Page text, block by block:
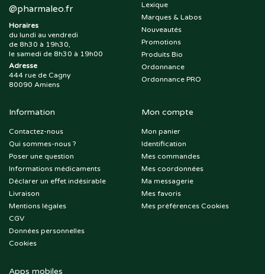
@pharmaleo.fr
Horaires
du lundi au vendredi
de 8h30 à 19h30,
le samedi de 8h30 à 19h00
Adresse
444 rue de Cagny
80090 Amiens
Lexique
Marques & Labos
Nouveautés
Promotions
Produits Bio
Ordonnance
Ordonnance PRO
Information
Contactez-nous
Qui sommes-nous ?
Poser une question
Informations médicaments
Déclarer un effet indésirable
Livraison
Mentions légales
CGV
Données personnelles
Cookies
Mon compte
Mon panier
Identification
Mes commandes
Mes coordonnées
Ma messagerie
Mes favoris
Mes préférences Cookies
Apps mobiles